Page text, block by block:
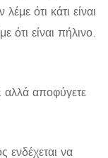
ότι κάτι είναι
ότι είναι πήλινο.
αλλά αποφύγετε
να